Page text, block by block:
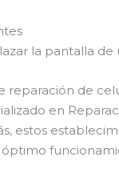
la pantalla
reparación de
en
estos